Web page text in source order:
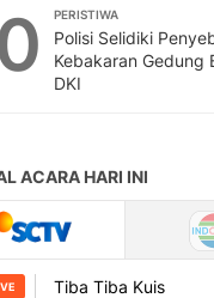
PERISTIWA
Polisi Selidiki
Kebakaran Gedung
DKI